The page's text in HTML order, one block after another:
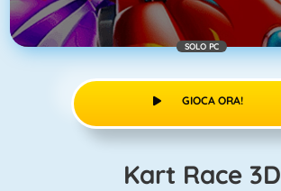
SOLO PC
GIOCA ORA!
Kart Race 3D